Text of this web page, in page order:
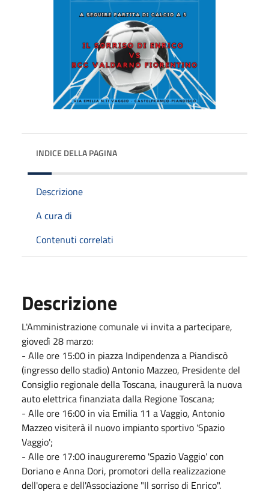
INDICE DELLA PAGINA
Descrizione
A cura di
Contenuti correlati
Descrizione
L'Amministrazione comunale vi invita a partecipare,
giovedì 28 marzo:
- Alle ore 15:00 in piazza Indipendenza a Piandiscò
(ingresso dello stadio) Antonio Mazzeo, Presidente del
Consiglio regionale della Toscana, inaugurerà la nuova
auto elettrica finanziata dalla Regione Toscana;
- Alle ore 16:00 in via Emilia 11 a Vaggio, Antonio
Mazzeo visiterà il nuovo impianto sportivo 'Spazio
Vaggio';
- Alle ore 17:00 inaugureremo 'Spazio Vaggio' con
Doriano e Anna Dori, promotori della realizzazione
dell'opera e dell'Associazione "Il sorriso di Enrico".